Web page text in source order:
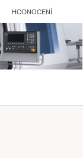
HODNOCENÍ